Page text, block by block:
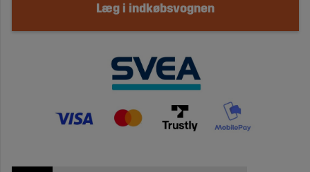
Læg i indkøbsvognen